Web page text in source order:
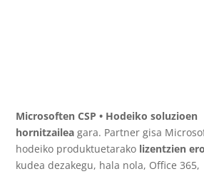
Microsoften CSP • Hodeiko soluzioen
hornitzaileagara. Partner gisa
hodeiko produktuetarako lizentzien
kudea dezakegu, hala nola, Office 365,